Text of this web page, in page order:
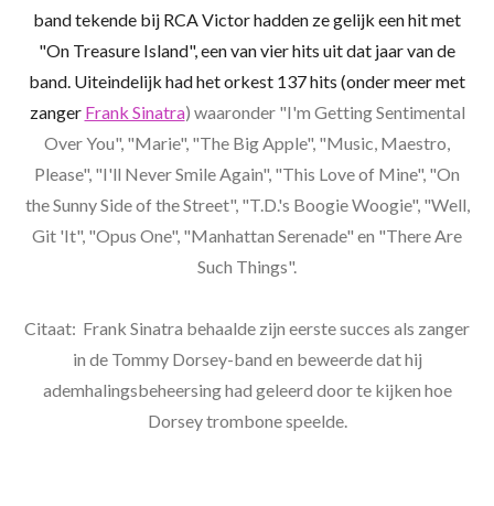
band tekende bij RCA Victorhadden ze gelijk een hit met
"On Treasure Island", een van vier hits uit dat jaar van de
band. Uiteindelijk had het orkest 137 hits (onder meer met
zanger Frank Sinatra) waaronder "I'm Getting Sentimental
Over You", "Marie", "The Big Apple", "Music, Maestro,
Please", "I'll Never Smile Again", "This Love of Mine", "On
the Sunny Side of the Street", "T.D.'s Boogie Woogie", "Well,
Git 'It", "Opus One", "Manhattan Serenade" en "There Are
Such Things".
Citaat: Frank Sinatra behaalde zijn eerste succes als zanger
in de Tommy Dorsey-band en beweerde dat hij
ademhalingsbeheersing had geleerd door te kijken hoe
Dorsey trombone speelde.